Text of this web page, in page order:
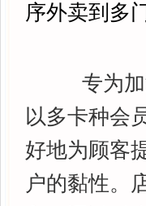
序外卖到多
专为加
以多卡种会
好地为顾客
户的黏性。